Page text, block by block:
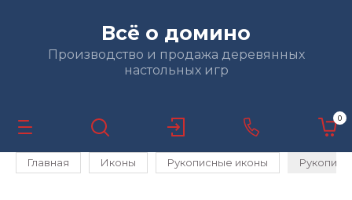
Всё о домино
Производство и продажа деревянных
настольных игр
0
Главная Иконы Рукописные иконы